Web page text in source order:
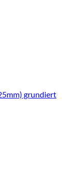
grundiert